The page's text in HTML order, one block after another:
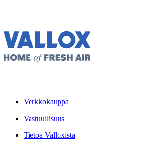
Verkkokauppa
Vastuullisuus
Tietoa Valloxista